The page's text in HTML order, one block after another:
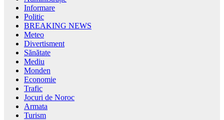
Informare
Politic
BREAKING NEWS
Meteo
Divertisment
Sănătate
Mediu
Monden
Economie
Trafic
Jocuri de Noroc
Armata
Turism